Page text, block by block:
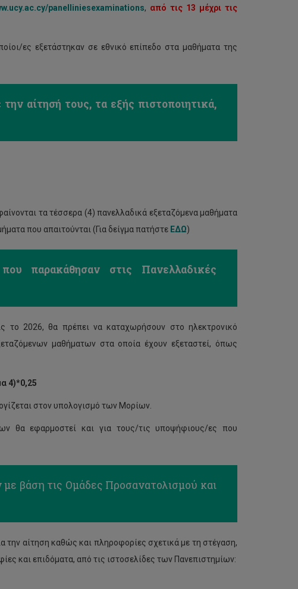
panelliniesexaminations, από τις 13 μέχρι τις
ες εξετάστηκαν σε εθνικό επίπεδο στα μαθήματα της
αίτησή τους, τα εξής πιστοποιητικά,
τα τέσσερα (4) πανελλαδικά εξεταζόμενα μαθήματα
που απαιτούνται (Για δείγμα πατήστε ΕΔΩ)
παρακάθησαν στις Πανελλαδικές
το 2026, θα πρέπει να καταχωρήσουν στο ηλεκτρονικό
μαθήματων στα οποία έχουν εξεταστεί, όπως
4)*0,25
στον υπολογισμό των Μορίων.
θα εφαρμοστεί και για τους/τις υποψήφιους/ες που
βάση τις Ομάδες Προσανατολισμού και
την αίτηση καθώς και πληροφορίες σχετικά με τη στέγαση,
και επιδόματα, από τις ιστοσελίδες των Πανεπιστημίων: